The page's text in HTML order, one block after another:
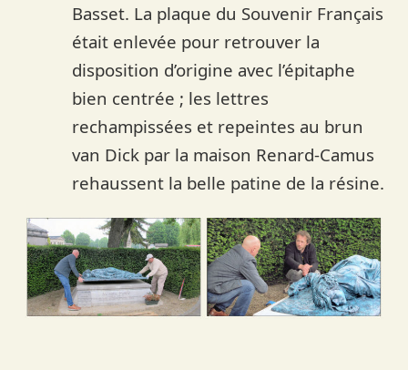
Basset. La plaque du Souvenir Français
était enlevée pour retrouver la
disposition d’origine avec l’épitaphe
bien centrée ; les lettres
rechampissées et repeintes au brun
van Dick par la maison Renard-Camus
rehaussent la belle patine de la résine.